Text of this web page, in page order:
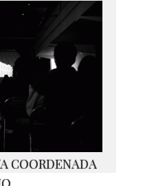
COORDENADA